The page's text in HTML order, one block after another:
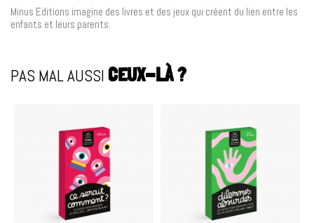
Minus Editions imagine des livres et des jeux qui créent du lien entre les
enfants et leurs parents.
PAS MAL AUSSI CEUX-LÀ ?